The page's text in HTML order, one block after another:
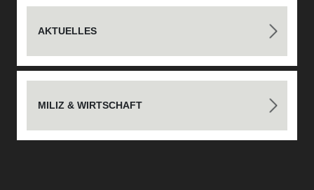
AKTUELLES
MILIZ & WIRTSCHAFT